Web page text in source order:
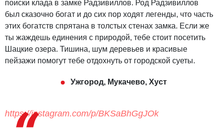
поиски клада в замке Радзивиллов. Род Радзивиллов
был сказочно богат и до сих пор ходят легенды, что часть
этих богатств спрятана в толстых стенах замка. Если же
ты жаждешь единения с природой, тебе стоит посетить
Шацкие озера. Тишина, шум деревьев и красивые
пейзажи помогут тебе отдохнуть от городской суеты.
Ужгород, Мукачево, Хуст
https://instagram.com/p/BKSaBhGgJOk